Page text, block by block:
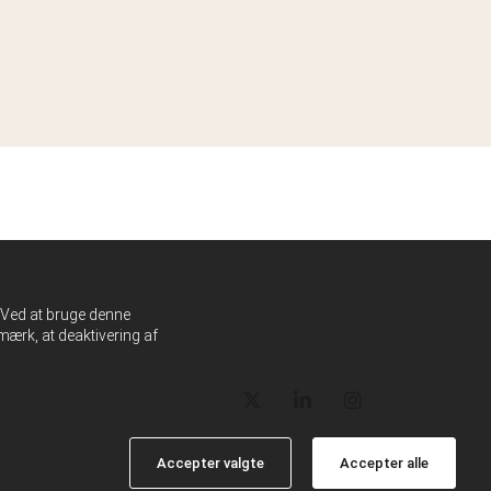
at bruge denne
at deaktivering af
Accepter valgte Accepter alle